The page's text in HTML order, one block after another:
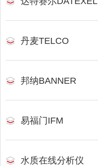
丹麦TELCO
邦纳BANNER
易福门IFM
水质在线分析仪